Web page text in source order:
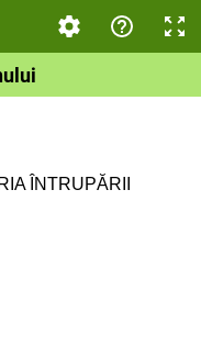
ÎNTRUPĂRII